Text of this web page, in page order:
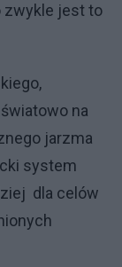
zwykle jest to
na
jarzma
system
dla celów